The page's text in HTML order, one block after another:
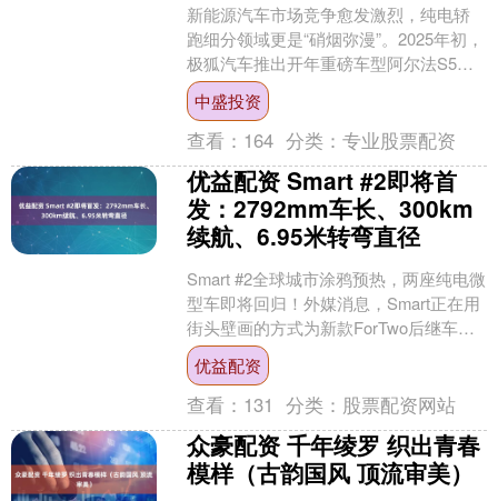
新能源汽车市场竞争愈发激烈，纯电轿
跑细分领域更是“硝烟弥漫”。2025年初，
极狐汽车推出开年重磅车型阿尔法S5，
肩负着品牌向上突破、塑造“科技+年
轻”新形象的重....
中盛投资
查看： 164 分类：专业股票配资
优益配资 Smart #2即将首
发：2792mm车长、300km
续航、6.95米转弯直径
Smart #2全球城市涂鸦预热，两座纯电微
型车即将回归！外媒消息，Smart正在用
街头壁画的方式为新款ForTwo后继车型
预热——在柏林、布宜诺斯艾利斯、香
港....
优益配资
查看： 131 分类： 股票配资网站
众豪配资 千年绫罗 织出青春
模样（古韵国风 顶流审美）